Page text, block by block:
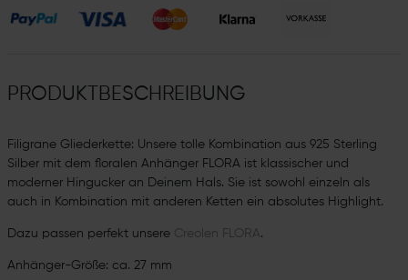
PRODUKTBESCHREIBUNG
Filigrane Gliederkette: Unsere tolle Kombination aus 925 Sterling
Silber mit dem floralen Anhänger FLORA ist klassischer und
moderner Hingucker an Deinem Hals. Sie ist sowohl einzeln als
auch in Kombination mit anderen Ketten ein absolutes Highlight.
Dazu passen perfekt unsere Creolen FLORA.
Anhänger-Größe: ca. 27 mm